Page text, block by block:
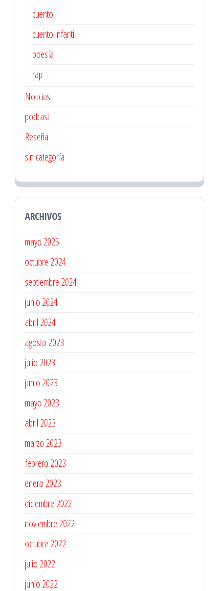
cuento
cuento infantil
poesía
rap
Noticias
podcast
Reseña
sin categoría
ARCHIVOS
mayo 2025
octubre 2024
septiembre 2024
junio 2024
abril 2024
agosto 2023
julio 2023
junio 2023
mayo 2023
abril 2023
marzo 2023
febrero 2023
enero 2023
diciembre 2022
noviembre 2022
octubre 2022
julio 2022
junio 2022